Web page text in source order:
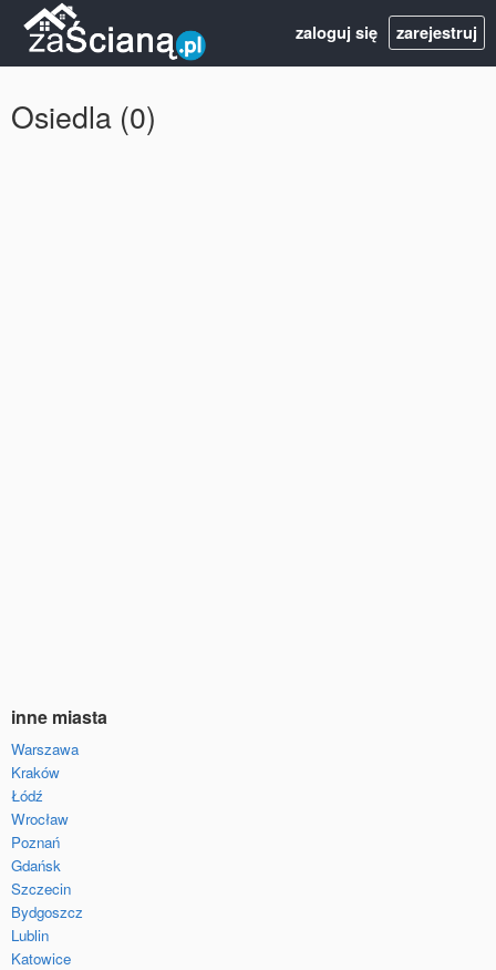
zaloguj się zarejestruj
Osiedla (0)
inne miasta
Warszawa
Kraków
Łódź
Wrocław
Poznań
Gdańsk
Szczecin
Bydgoszcz
Lublin
Katowice